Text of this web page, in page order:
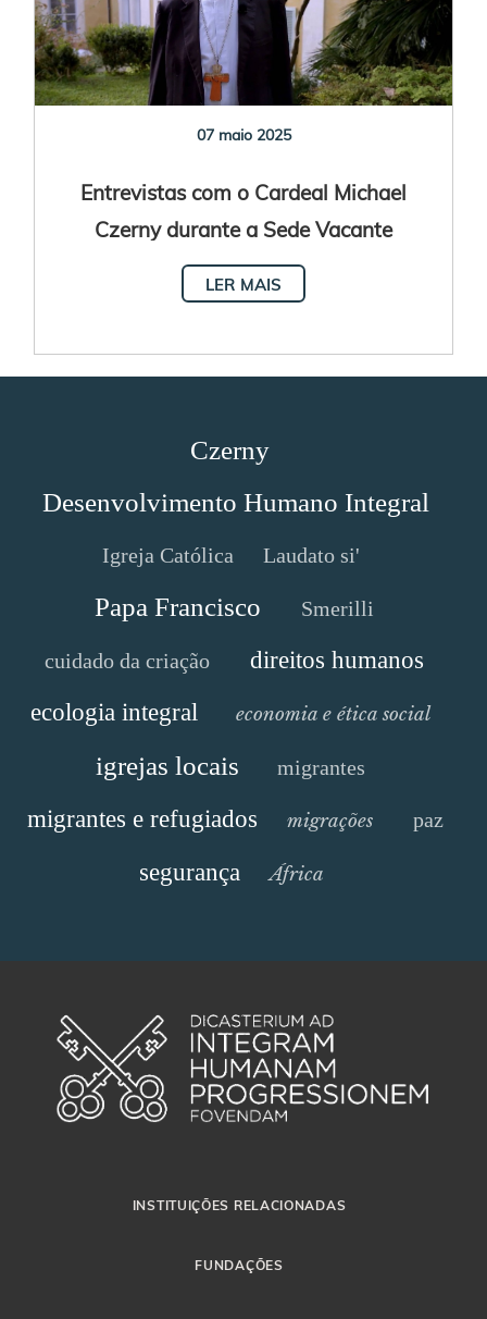
07 maio 2025
Entrevistas com o Cardeal Michael
Czerny durante a Sede Vacante
LER MAIS
Czerny
Desenvolvimento Humano Integral
Igreja Católica Laudato si'
Papa Francisco Smerilli
cuidado da criação
direitos humanos
ecologia integral
economia e ética social
igrejas locais migrantes
migrantes e refugiados migrações paz
segurança África
INSTITUIÇÕES RELACIONADAS
FUNDAÇÕES